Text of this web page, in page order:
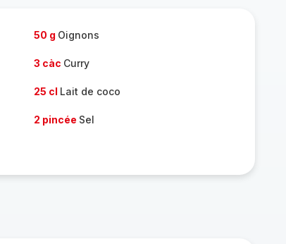
50 g Oignons
3 càc Curry
25 cl Lait de coco
2 pincée Sel